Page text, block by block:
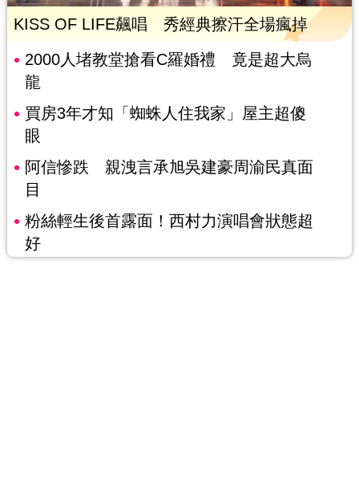
KISS OF LIFE飆唱 秀經典擦汗全場瘋掉
2000人堵教堂搶看C羅婚禮 竟是超大烏
龍
買房3年才知「蜘蛛人住我家」屋主超傻
眼
阿信慘跌 親洩言承旭吳建豪周渝民真面
目
粉絲輕生後首露面！西村力演唱會狀態超
好